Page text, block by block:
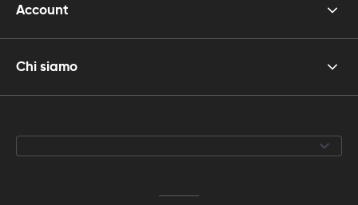
Account
Chi siamo